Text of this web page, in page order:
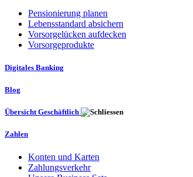
Pensionierung planen
Lebensstandard absichern
Vorsorgelücken aufdecken
Vorsorgeprodukte
Digitales Banking
Blog
Übersicht Geschäftlich
Zahlen
Konten und Karten
Zahlungsverkehr